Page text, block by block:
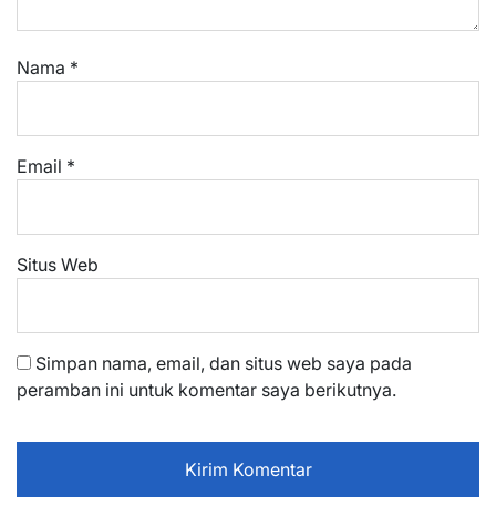
Nama *
Email *
Situs Web
Simpan nama, email, dan situs web saya pada
peramban ini untuk komentar saya berikutnya.